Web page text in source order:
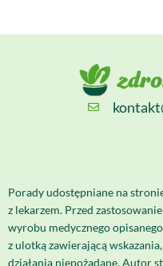
Porady udostępniane na
z lekarzem. Przed
wyrobu medycznego
z ulotką zawierającą
działania niepożądane. Autor